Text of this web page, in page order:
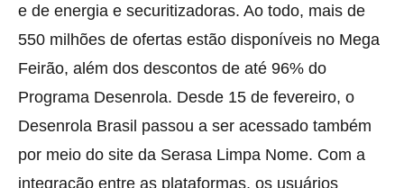
e de energia e securitizadoras. Ao todo, mais de
550 milhões de ofertas estão disponíveis no Mega
Feirão, além dos descontos de até 96% do
Programa Desenrola. Desde 15 de fevereiro, o
Desenrola Brasil passou a ser acessado também
por meio do site da Serasa Limpa Nome. Com a
integração entre as plataformas, os usuários